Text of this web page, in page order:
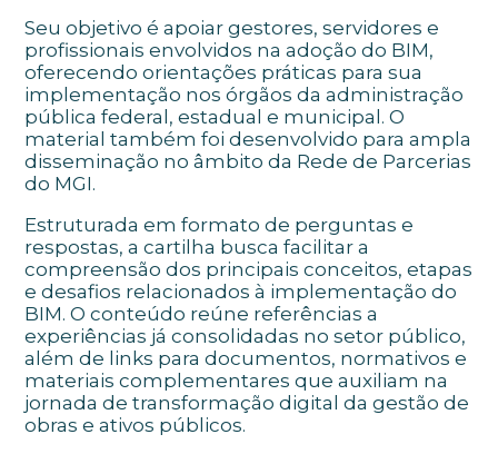
Seu objetivo é apoiar gestores, servidores e
profissionais envolvidos na adoção do BIM,
oferecendo orientações práticas para sua
implementação nos órgãos da administração
pública federal, estadual e municipal. O
material também foi desenvolvido para ampla
disseminação no âmbito da Rede de Parcerias
do MGI.
Estruturada em formato de perguntas e
respostas, a cartilha busca facilitar a
compreensão dos principais conceitos, etapas
e desafios relacionados à implementação do
BIM. O conteúdo reúne referências a
experiências já consolidadas no setor público,
além de links para documentos, normativos e
materiais complementares que auxiliam na
jornada de transformação digital da gestão de
obras e ativos públicos.